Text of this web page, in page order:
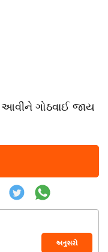
આવીને ગોઠવાઈ જાય
અનુસરો